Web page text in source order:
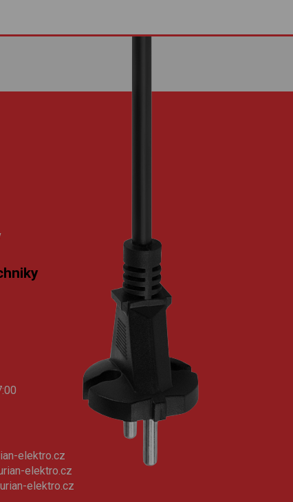
elektro.cz
elektro.cz
elektro.cz